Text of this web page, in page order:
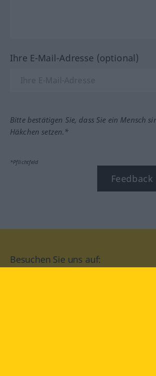
Ihre E-Mail-Adresse (optional)
Bitte bestätigen Sie, dass Sie ein Mensch
Häkchen setzen.*
*Pflichtfeld
Besuchen Sie uns auf: